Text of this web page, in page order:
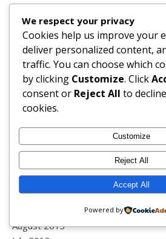
November 2014
October 2014
September 2014
August 2014
July 2014
June 2014
May 2014
April 2014
January 2014
December 2013
October 2013
August 2013
We respect your privacy
Cookies help us improve your
deliver personalized content,
traffic. You can choose which
by clicking Customize. Click
consent or Reject All to
cookies.
Customize
Reject All
Accept All
Powered by